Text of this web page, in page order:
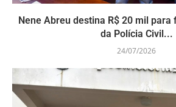
Nene Abreu destina R$ 20 mil
da Polícia Civil...
24/07/2026